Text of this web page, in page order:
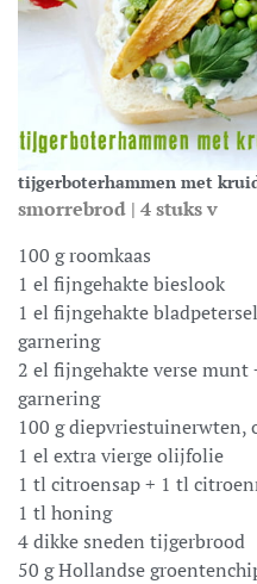
tijgerboterhammen met
smorrebrod | 4 stuks v
100 g roomkaas
1 el fijngehakte bieslook
1 el fijngehakte
garnering
2 el fijngehakte verse munt
garnering
100 g diepvriestuinerwten,
1 el extra vierge olijfolie
1 tl citroensap + 1 tl
1 tl honing
4 dikke sneden tijgerbrood
50 g Hollandse